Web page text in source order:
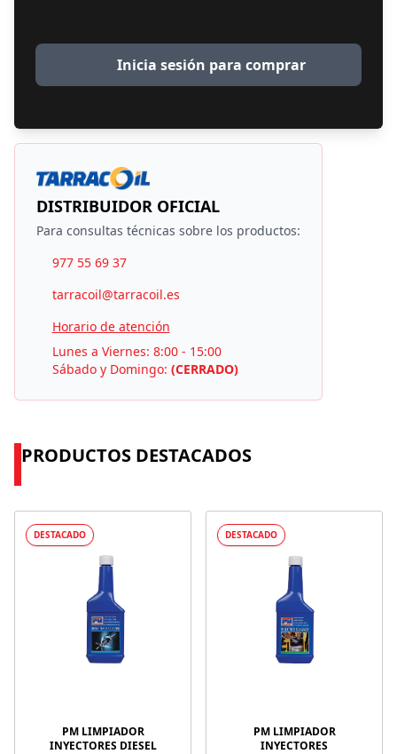
Inicia sesión para comprar
DISTRIBUIDOR OFICIAL
Para consultas técnicas sobre los productos:
977 55 69 37
tarracoil@tarracoil.es
Horario de atención
Lunes a Viernes: 8:00 - 15:00
Sábado y Domingo: (CERRADO)
PRODUCTOS DESTACADOS
DESTACADO
PM LIMPIADOR
INYECTORES DIESEL
DESTACADO
PM LIMPIADOR
INYECTORES